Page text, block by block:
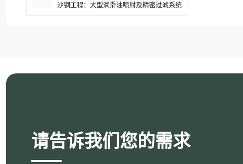
沙钢工程：大型润滑油喷射及精密过滤系统
请告诉我们您的需求